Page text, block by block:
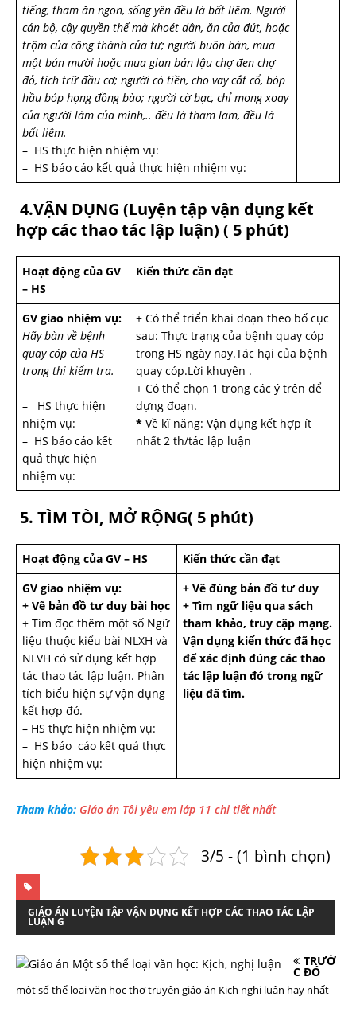
tiếng, tham ăn ngon, sống yên đều là bất liêm. Người
cán bộ, cậy quyền thế mà khoét dân, ăn của đút, hoặc
trộm của công thành của tư; người buôn bán, mua
một bán mười hoặc mua gian bán lậu chợ đen chợ
đỏ, tích trữ đầu cơ; người có tiền, cho vay cắt cổ, bóp
hầu bóp họng đồng bào; người cờ bạc, chỉ mong xoay
của người làm của mình,.. đều là tham lam, đều là
bất liêm.
– HS thực hiện nhiệm vụ:
– HS báo cáo kết quả thực hiện nhiệm vụ:
4.VẬN DỤNG (Luyện tập vận dụng kết
hợp các thao tác lập luận) ( 5 phút)
Hoạt động của GV
– HS
Kiến thức cần đạt
GV giao nhiệm vụ:
Hãy bàn về bệnh
quay cóp của HS
trong thi kiểm tra.
– HS thực hiện
nhiệm vụ:
– HS báo cáo kết
quả thực hiện
nhiệm vụ:
+ Có thể triển khai đoạn theo bố cục
sau: Thực trạng của bệnh quay cóp
trong HS ngày nay.Tác hại của bệnh
quay cóp.Lời khuyên .
+ Có thể chọn 1 trong các ý trên để
dựng đoạn.
* Về kĩ năng: Vận dụng kết hợp ít
nhất 2 th/tác lập luận
5. TÌM TÒI, MỞ RỘNG( 5 phút)
Hoạt động của GV – HS
Kiến thức cần đạt
GV giao nhiệm vụ:
+ Vẽ bản đồ tư duy bài học
+ Tìm đọc thêm một số Ngữ
liệu thuộc kiểu bài NLXH và
NLVH có sử dụng kết hợp
tác thao tác lập luận. Phân
tích biểu hiện sự vận dụng
kết hợp đó.
– HS thực hiện nhiệm vụ:
– HS báo cáo kết quả thực
hiện nhiệm vụ:
+ Vẽ đúng bản đồ tư duy
+ Tìm ngữ liệu qua sách
tham khảo, truy cập mạng.
Vận dụng kiến thức đã học
để xác định đúng các thao
tác lập luận đó trong ngữ
liệu đã tìm.
Tham khảo: Giáo án Tôi yêu em lớp 11 chi tiết nhất
3/5 - (1 bình chọn)
GIÁO ÁN LUYỆN TẬP VẬN DỤNG KẾT HỢP CÁC THAO TÁC LẬP
LUẬN G
TRƯỚ
C ĐÓ
một số thể loại văn học thơ truyện giáo án Kịch nghị luận hay nhất